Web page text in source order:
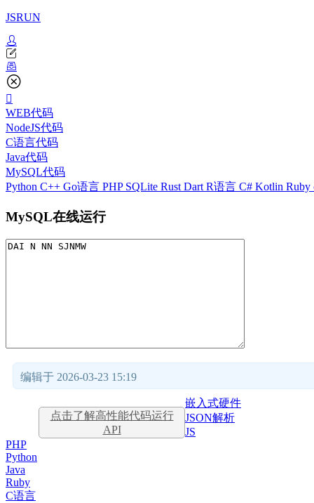
JSRUN
WEB代码
NodeJS代码
C语言代码
Java代码
MySQL代码
Python C++ Go语言 PHP SQLite Rust Dart R语言 C# Kotlin Ruby
MySQL在线运行
编辑于 2026-03-23 15:19
点击了解高性能代码运行
API
嵌入式硬件
JSON解析
JS
PHP
Python
Java
Ruby
C语言